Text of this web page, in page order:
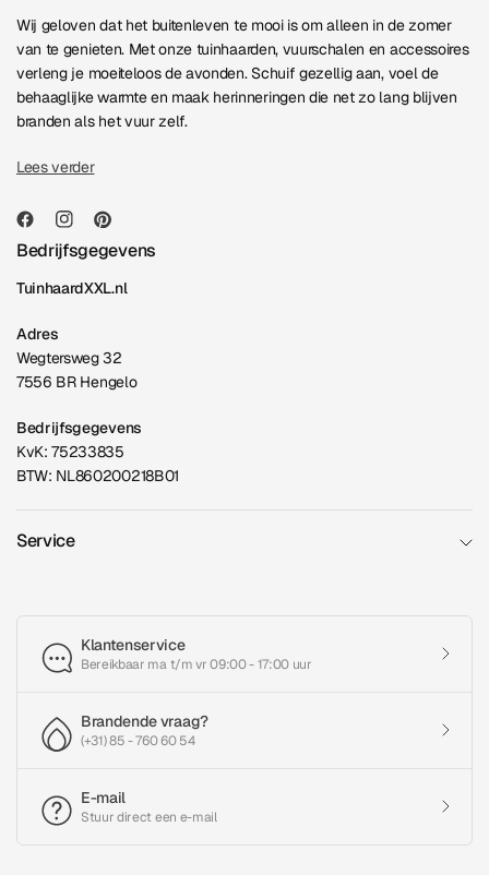
Wij geloven dat het buitenleven te mooi is om alleen in de zomer
van te genieten. Met onze tuinhaarden, vuurschalen en accessoires
verleng je moeiteloos de avonden. Schuif gezellig aan, voel de
behaaglijke warmte en maak herinneringen die net zo lang blijven
branden als het vuur zelf.
Lees verder
Bedrijfsgegevens
TuinhaardXXL.nl
Adres
Wegtersweg 32
7556 BR Hengelo
Bedrijfsgegevens
KvK: 75233835
BTW: NL860200218B01
Service
Klantenservice
Bereikbaar ma t/m vr 09:00 - 17:00 uur
Brandende vraag?
(+31) 85 - 760 60 54
E-mail
Stuur direct een e-mail